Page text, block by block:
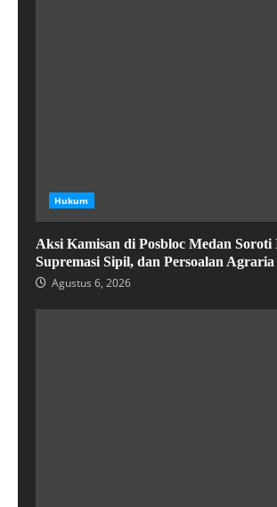
Hukum
Aksi Kamisan di Posbloc Medan
Supremasi Sipil, dan Persoalan Agraria
Agustus 6, 2026